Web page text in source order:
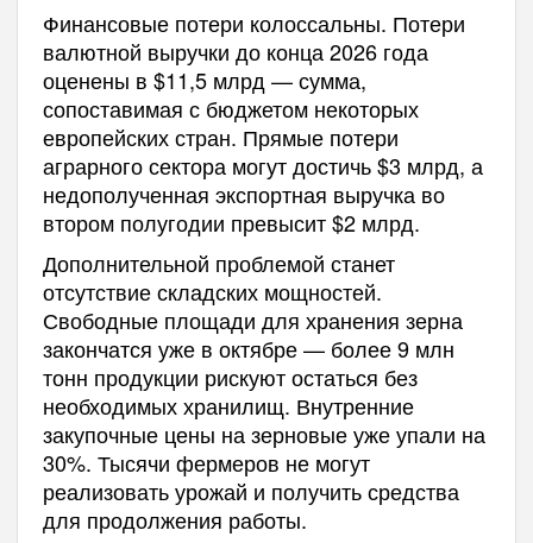
Финансовые потери колоссальны. Потери
валютной выручки до конца 2026 года
оценены в $11,5 млрд — сумма,
сопоставимая с бюджетом некоторых
европейских стран. Прямые потери
аграрного сектора могут достичь $3 млрд, а
недополученная экспортная выручка во
втором полугодии превысит $2 млрд.
Дополнительной проблемой станет
отсутствие складских мощностей.
Свободные площади для хранения зерна
закончатся уже в октябре — более 9 млн
тонн продукции рискуют остаться без
необходимых хранилищ. Внутренние
закупочные цены на зерновые уже упали на
30%. Тысячи фермеров не могут
реализовать урожай и получить средства
для продолжения работы.